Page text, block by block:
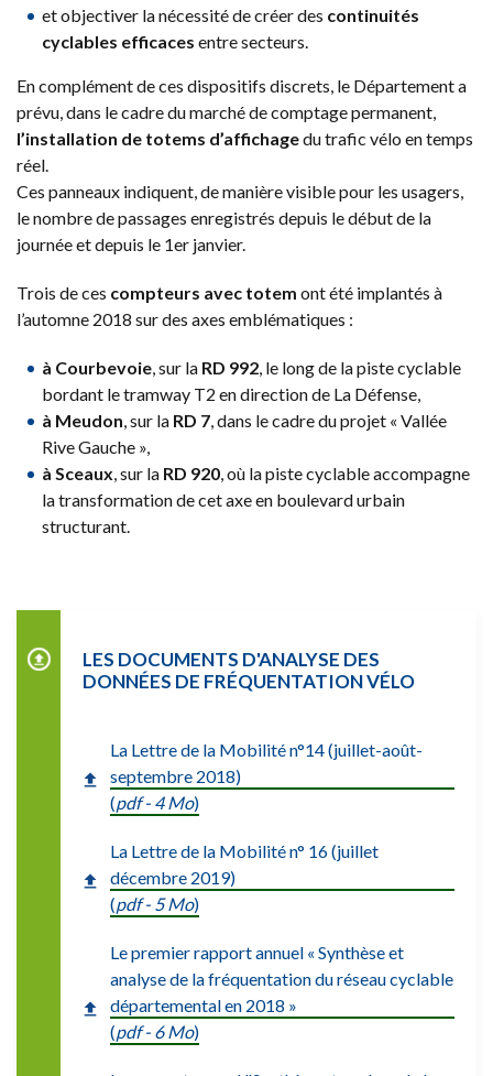
et objectiver la nécessité de créer des continuités
cyclables efficaces entre secteurs.
En complément de ces dispositifs discrets, le Département a
prévu, dans le cadre du marché de comptage permanent,
l’installation de totems d’affichagedu trafic vélo en temps
réel.
Ces panneaux indiquent, de manière visible pour les usagers,
le nombre de passages enregistrés depuis le début de la
journée et depuis le 1er janvier.
Trois de ces compteurs avec totem ont été implantés à
l’automne 2018 sur des axes emblématiques :
à Courbevoie, sur la RD 992, le long de la piste cyclable
bordant le tramway T2 en direction de La Défense,
à Meudon, sur la RD 7, dans le cadre du projet « Vallée
Rive Gauche »,
à Sceaux, sur la RD 920, où la piste cyclable accompagne
la transformation de cet axe en boulevard urbain
structurant.
LES DOCUMENTS D'ANALYSE DES
DONNÉES DE FRÉQUENTATION VÉLO
La Lettre de la Mobilité n°14 (juillet-août-
septembre 2018)
(pdf - 4 Mo)
La Lettre de la Mobilité n° 16 (juillet
décembre 2019)
(pdf - 5 Mo)
Le premier rapport annuel « Synthèse et
analyse de la fréquentation du réseau cyclable
départemental en 2018 »
(pdf - 6 Mo)